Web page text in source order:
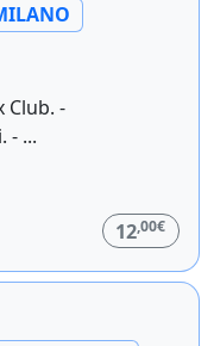
Club. -
- ...
12,00€